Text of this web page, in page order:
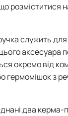
розміститися
служить для
аксесуара
окремо від
гермомішок з
два керма-